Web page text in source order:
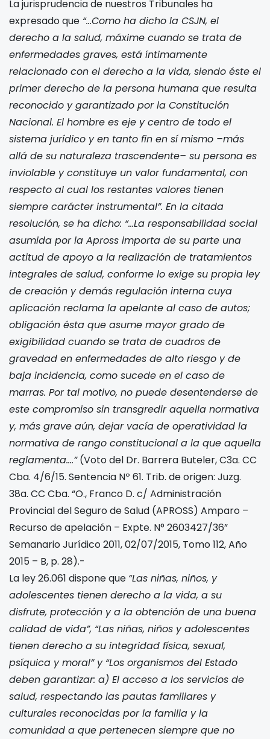
La jurisprudencia de nuestros Tribunales ha
expresado que “…Como ha dicho la CSJN, el
derecho a la salud, máxime cuando se trata de
enfermedades graves, está íntimamente
relacionado con el derecho a la vida, siendo éste el
primer derecho de la persona humana que resulta
reconocido y garantizado por la Constitución
Nacional. El hombre es eje y centro de todo el
sistema jurídico y en tanto fin en sí mismo –más
allá de su naturaleza trascendente– su persona es
inviolable y constituye un valor fundamental, con
respecto al cual los restantes valores tienen
siempre carácter instrumental”. En la citada
resolución, se ha dicho: “…La responsabilidad social
asumida por la Apross importa de su parte una
actitud de apoyo a la realización de tratamientos
integrales de salud, conforme lo exige su propia ley
de creación y demás regulación interna cuya
aplicación reclama la apelante al caso de autos;
obligación ésta que asume mayor grado de
exigibilidad cuando se trata de cuadros de
gravedad en enfermedades de alto riesgo y de
baja incidencia, como sucede en el caso de
marras. Por tal motivo, no puede desentenderse de
este compromiso sin transgredir aquella normativa
y, más grave aún, dejar vacía de operatividad la
normativa de rango constitucional a la que aquella
reglamenta….”(Voto del Dr. Barrera Buteler, C3a. CC
Cba. 4/6/15. Sentencia Nº 61. Trib. de origen: Juzg.
38a. CC Cba. “O., Franco D. c/ Administración
Provincial del Seguro de Salud (APROSS) Amparo –
Recurso de apelación – Expte. N° 2603427/36”
Semanario Jurídico 2011, 02/07/2015, Tomo 112, Año
2015 – B, p. 28).-
La ley 26.061 dispone que “Las niñas, niños, y
adolescentes tienen derecho a la vida, a su
disfrute, protección y a la obtención de una buena
calidad de vida”, “Las niñas, niños y adolescentes
tienen derecho a su integridad física, sexual,
psíquica y moral” y “Los organismos del Estado
deben garantizar: a) El acceso a los servicios de
salud, respectando las pautas familiares y
culturales reconocidas por la familia y la
comunidad a que pertenecen siempre que no